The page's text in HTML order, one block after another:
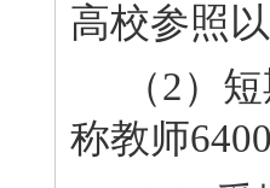
高校参照
（2）
称教师